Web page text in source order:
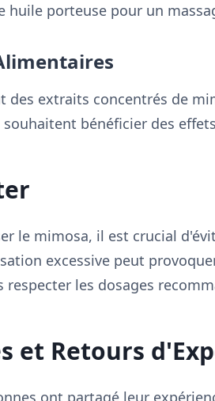
huile porteuse pour un
des extraits concentrés de
bénéficier des
le mimosa, il est crucial
excessive peut
respecter les dosages
et Retours
ont partagé leur